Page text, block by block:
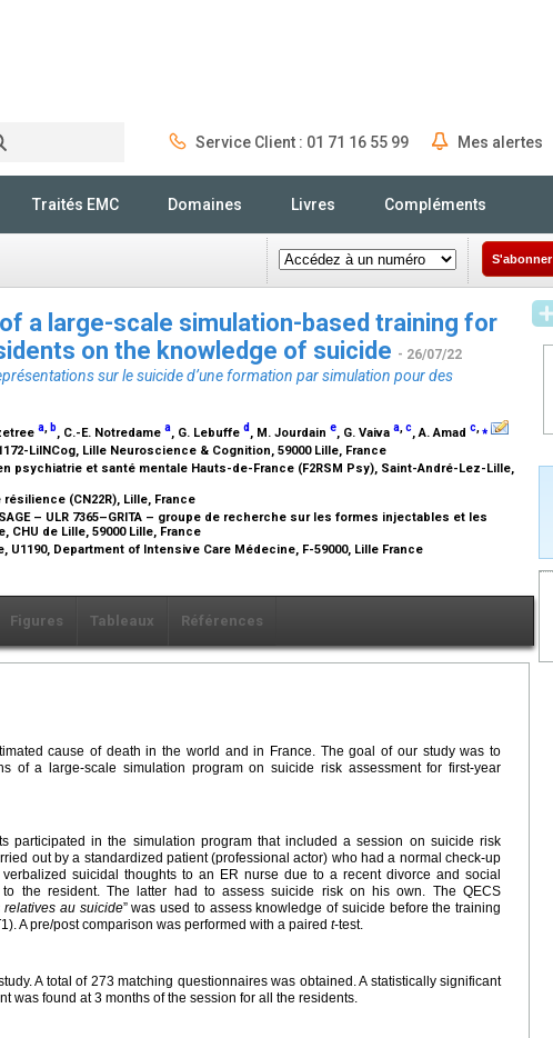
Service Client : 01 71 16 55 99 Mes alertes
Traités EMC Domaines Livres Compléments
S'abonner
a large-scale simulation-based training for
on the knowledge of suicide - 26/07/22
sur le suicide d’une formation par simulation pour des
a, b, C.-E. Notredame a, G. Lebuffe d , M. Jourdain e, G. Vaiva a,c, A. Amad c,⁎
LilNCog, Lille Neuroscience & Cognition, 59000 Lille, France
psychiatrie et santé mentale Hauts-de-France (F2RSM Psy), Saint-André-Lez-Lille,
(CN22R), Lille, France
– ULR 7365–GRITA – groupe de recherche sur les formes injectables et les
de Lille, 59000 Lille, France
U1190, Department of Intensive Care Médecine, F-59000, Lille France
Figures Tableaux Références
cause of death in the world and in France. The goal of our study was to
of a large-scale simulation program on suicide risk assessment for first-year
participated in the simulation program that included a session on suicide risk
out by a standardized patient (professional actor) who had a normal check-up
suicidal thoughts to an ER nurse due to a recent divorce and social
the resident. The latter had to assess suicide risk on his own. The QECS
relatives au suicide” was used to assess knowledge of suicide before the training
A pre/post comparison was performed with a paired t-test.
A total of 273 matching questionnaires was obtained. A statistically significant
was found at 3 months of the session for all the residents.